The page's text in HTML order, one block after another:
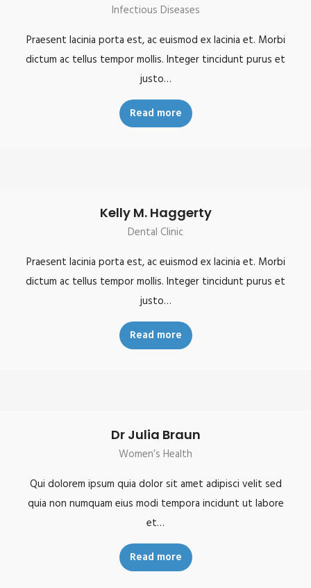
Infectious Diseases
Praesent lacinia porta est, ac euismod ex lacinia et. Morbi
dictum ac tellus tempor mollis. Integer tincidunt purus et
justo…
Read more
Kelly M. Haggerty
Dental Clinic
Praesent lacinia porta est, ac euismod ex lacinia et. Morbi
dictum ac tellus tempor mollis. Integer tincidunt purus et
justo…
Read more
Dr Julia Braun
Women’s Health
Qui dolorem ipsum quia dolor sit amet adipisci velit sed
quia non numquam eius modi tempora incidunt ut labore
et…
Read more